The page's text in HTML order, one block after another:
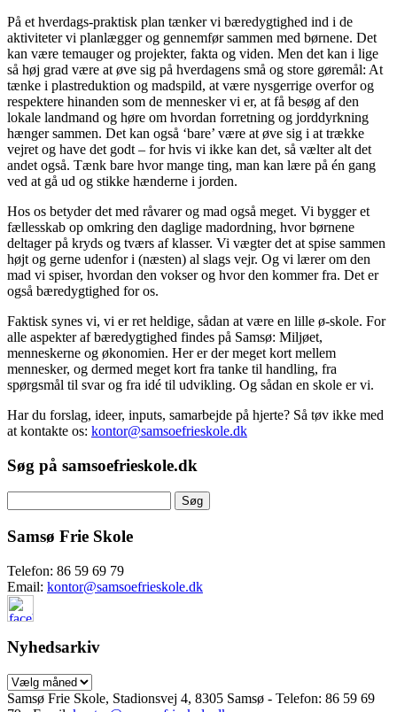
På et hverdags-praktisk plan tænker vi bæredygtighed ind i de
aktiviteter vi planlægger og gennemfør sammen med børnene. Det
kan være temauger og projekter, fakta og viden. Men det kan i lige
så høj grad være at øve sig på hverdagens små og store gøremål: At
tænke i plastreduktion og madspild, at være nysgerrige overfor og
respektere hinanden som de mennesker vi er, at få besøg af den
lokale landmand og høre om hvordan forretning og jorddyrkning
hænger sammen. Det kan også ‘bare’ være at øve sig i at trække
vejret og have det godt – for hvis vi ikke kan det, så vælter alt det
andet også. Tænk bare hvor mange ting, man kan lære på én gang
ved at gå ud og stikke hænderne i jorden.
Hos os betyder det med råvarer og mad også meget. Vi bygger et
fællesskab op omkring den daglige madordning, hvor børnene
deltager på kryds og tværs af klasser. Vi vægter det at spise sammen
højt og gerne udenfor i (næsten) al slags vejr. Og vi lærer om den
mad vi spiser, hvordan den vokser og hvor den kommer fra. Det er
også bæredygtighed for os.
Faktisk synes vi, vi er ret heldige, sådan at være en lille ø-skole. For
alle aspekter af bæredygtighed findes på Samsø: Miljøet,
menneskerne og økonomien. Her er der meget kort mellem
mennesker, og dermed meget kort fra tanke til handling, fra
spørgsmål til svar og fra idé til udvikling. Og sådan en skole er vi.
Har du forslag, ideer, inputs, samarbejde på hjerte? Så tøv ikke med
at kontakte os: kontor@samsoefrieskole.dk
Søg på samsoefrieskole.dk
efter:
Samsø Frie Skole
Telefon: 86 59 69 79
Email: kontor@samsoefrieskole.dk
Nyhedsarkiv
Nyhedsarkiv
Samsø Frie Skole, Stadionsvej 4, 8305 Samsø - Telefon: 86 59 69